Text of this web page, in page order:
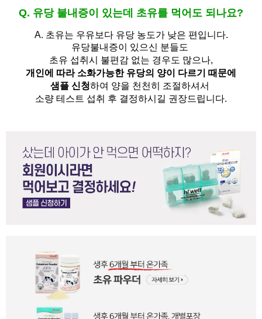
Q. 유당 불내증이 있는데 초유를 먹어도 되나요?
A. 초유는 우유보다 유당 농도가 낮은 편입니다.
유당불내증이 있으신 분들도
초유 섭취시 불편감 없는 경우도 많으나,
개인에 따라 소화가능한 유당의 양이 다르기 때문에
샘플 신청하여 양을 천천히 조절하셔서
소량 테스트 섭취 후 결정하시길 권장드립니다.